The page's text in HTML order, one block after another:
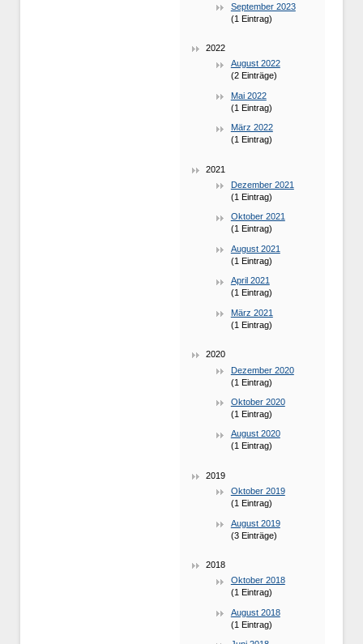
September 2023
(1 Eintrag)
2022
August 2022
(2 Einträge)
Mai 2022
(1 Eintrag)
März 2022
(1 Eintrag)
2021
Dezember 2021
(1 Eintrag)
Oktober 2021
(1 Eintrag)
August 2021
(1 Eintrag)
April 2021
(1 Eintrag)
März 2021
(1 Eintrag)
2020
Dezember 2020
(1 Eintrag)
Oktober 2020
(1 Eintrag)
August 2020
(1 Eintrag)
2019
Oktober 2019
(1 Eintrag)
August 2019
(3 Einträge)
2018
Oktober 2018
(1 Eintrag)
August 2018
(1 Eintrag)